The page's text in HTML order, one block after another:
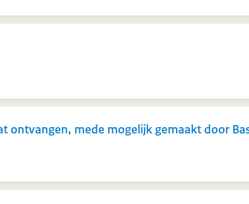
ontvangen, mede mogelijk gemaakt door